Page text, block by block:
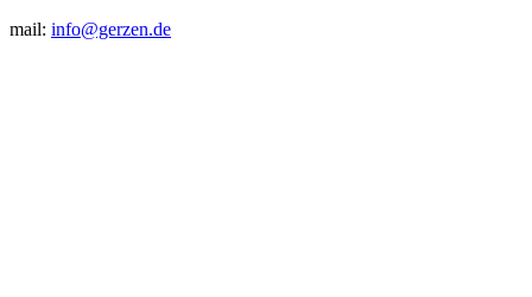
mail: info@gerzen.de